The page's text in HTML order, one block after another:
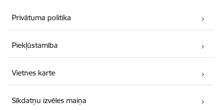
Privātuma politika
Piekļūstamība
Vietnes karte
Sīkdatņu izvēles maiņa